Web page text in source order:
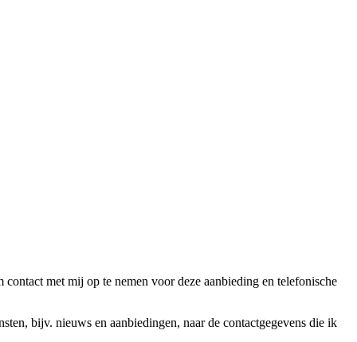
met mij op te nemen voor deze aanbieding en telefonische
bijv. nieuws en aanbiedingen, naar de contactgegevens die ik